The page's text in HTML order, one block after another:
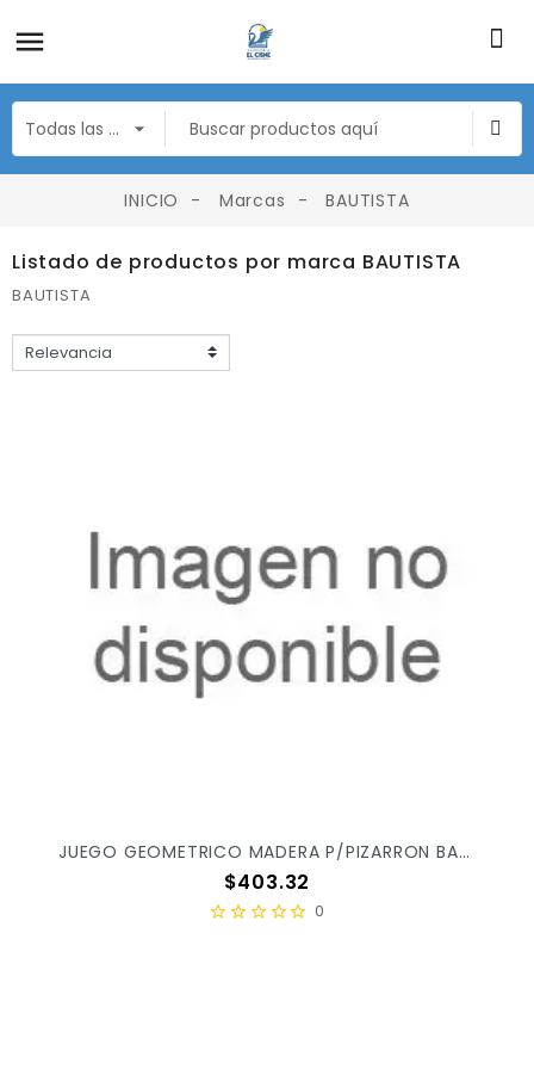
INICIO Marcas BAUTISTA
Listado de productos por marca BAUTISTA
BAUTISTA
JUEGO GEOMETRICO MADERA P/PIZARRON BAUTISTA C/5PZ
Precio
$403.32
0